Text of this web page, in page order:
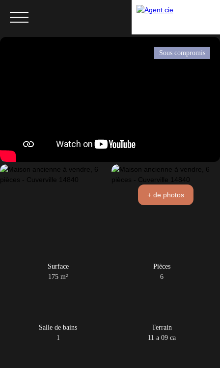
Sous compromis
+ de photos
Surface
175m²
Pièces
6
Salle de bains
1
Terrain
11 a 09 ca